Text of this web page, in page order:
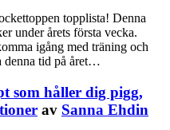
topplista! Denna
under årets första vecka.
igång med träning och
denna tid på året…
som håller dig pigg,
av Sanna Ehdin